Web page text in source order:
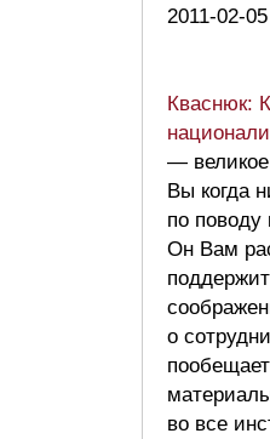
2011-02-
Кваснюк:
—
Вы когда
по поводу
Он Вам
о
во все